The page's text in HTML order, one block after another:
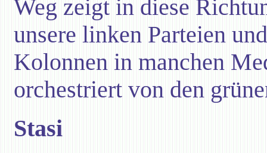
Weg zeigt in diese
unsere linken Parteien
Kolonnen in manchen
orchestriert von den
Stasi